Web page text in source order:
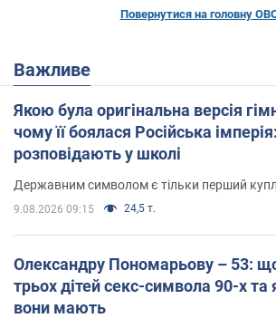
Повернутися на головну
Важливе
Якою була оригінальна версія
чому її боялася Російська
розповідають у школі
Державним символом є тільки перший
9.08.2026 09:15 24,5 т.
Олександру Пономарьову – 53:
трьох дітей секс-символа 90-х та
вони мають